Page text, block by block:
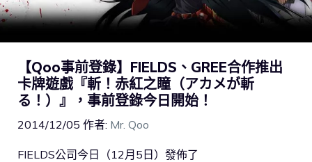
【Qoo事前登錄】FIELDS、GREE合作推出
卡牌遊戲『斬！赤紅之瞳（アカメが斬
る！）』，事前登錄今日開始！
2014/12/05 作者: Mr. Qoo
FIELDS公司今日（12月5日）發佈了